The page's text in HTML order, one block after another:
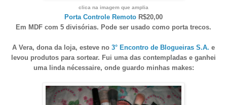
clica na imagem que amplia
Porta Controle Remoto R$20,00
Em MDF com 5 divisórias. Pode ser usado como porta trecos.
A Vera, dona da loja, esteve no 3° Encontro de Blogueiras S.A. e
levou produtos para sortear. Fui uma das contempladas e ganhei
uma linda nécessaire, onde guardo minhas makes: